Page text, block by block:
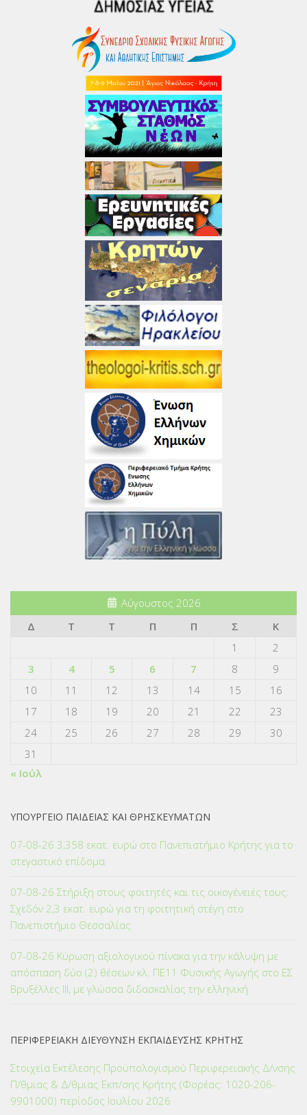
Αύγουστος 2026
Δ
Τ Τ Π Π Σ
Κ
1
2
3
4 5 6 7 8
9
10
11 12 13 14 15
16
17
18 19 20 21 22
23
24
25 26 27 28 29
30
31
« Ιούλ
ΥΠΟΥΡΓΕΙΟ ΠΑΙΔΕΙΑΣ ΚΑΙ ΘΡΗΣΚΕΥΜΑΤΩΝ
07-08-26 3,358 εκατ. ευρώ στο Πανεπιστήμιο Κρήτης για το
στεγαστικό επίδομα
07-08-26 Στήριξη στους φοιτητές και τις οικογένειές τους:
Σχεδόν 2,3 εκατ. ευρώ για τη φοιτητική στέγη στο
Πανεπιστήμιο Θεσσαλίας
07-08-26 Κύρωση αξιολογικού πίνακα για την κάλυψη με
απόσπαση δύο (2) θέσεων κλ. ΠΕ11 Φυσικής Αγωγής στο ΕΣ
Βρυξέλλες ΙΙΙ, με γλώσσα διδασκαλίας την ελληνική
ΠΕΡΙΦΕΡΕΙΑΚΗ ΔΙΕΥΘΥΝΣΗ ΕΚΠΑΙΔΕΥΣΗΣ ΚΡΗΤΗΣ
Στοιχεία Εκτέλεσης Προϋπολογισμού Περιφερειακής Δ/νσης
Π/θμιας & Δ/θμιας Εκπ/σης Κρήτης (Φορέας: 1020-206-
9901000) περίοδος Ιουλίου 2026